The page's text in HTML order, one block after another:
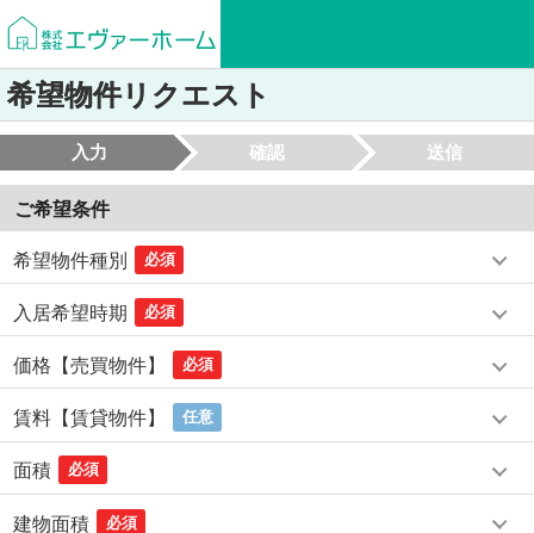
希望物件リクエスト
入力 確認 送信
ご希望条件
希望物件種別 必須
入居希望時期 必須
価格【売買物件】 必須
賃料【賃貸物件】 任意
面積 必須
建物面積 必須